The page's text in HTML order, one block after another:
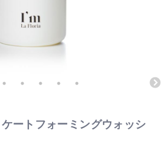
ートフォーミングウォッシ